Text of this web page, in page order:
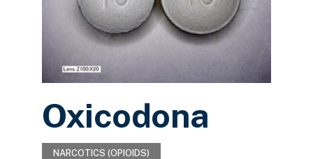
Oxicodona
NARCOTICS (OPIOIDS)